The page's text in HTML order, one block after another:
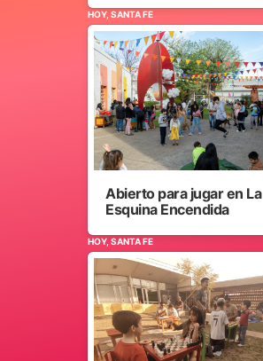
HOY, SANTA FE
Abierto para jugar en La
Esquina Encendida
HOY, SANTA FE